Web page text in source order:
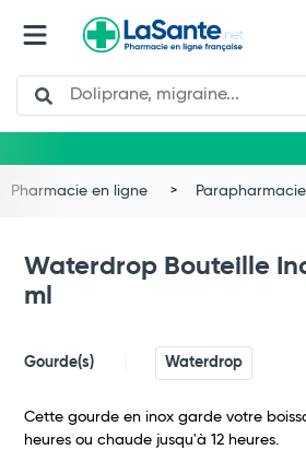
Search
Pharmacie en ligne
Waterdrop Bouteille
ml
Gourde(s) Waterdrop
Cette gourde en inox garde votre
heures ou chaude jusqu'à 12 heures.